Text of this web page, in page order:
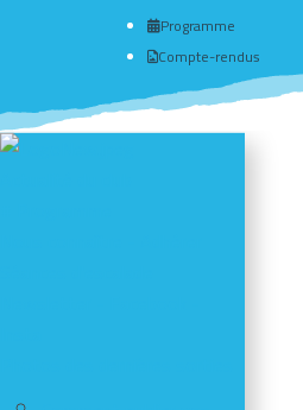
Programme
Compte-rendus